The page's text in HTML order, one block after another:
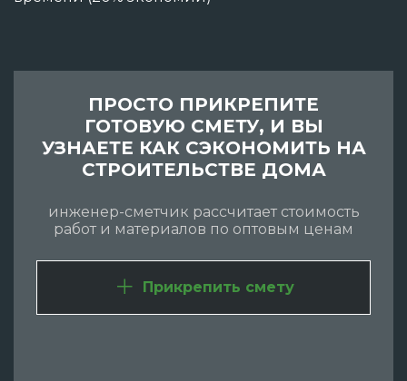
ПРОСТО ПРИКРЕПИТЕ
ГОТОВУЮ СМЕТУ, И ВЫ
УЗНАЕТЕ КАК СЭКОНОМИТЬ НА
СТРОИТЕЛЬСТВЕ ДОМА
инженер-сметчик расcчитает стоимость
работ и материалов по оптовым ценам
Прикрепить смету